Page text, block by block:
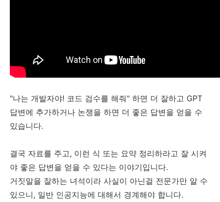
"나는 개발자야! 코드 검수를 해줘" 하면 더 잘하고 GPT
답변에 추가하거나 논쟁을 하면 더 좋은 답변을 얻을 수
있습니다.
결국 자료를 주고, 이런 식 또는 요약 정리하라고 잘 시켜
야 좋은 답변을 얻을 수 있다는 이야기입니다.
거짓말을 잘하는 녀석이라 사실이 아닌걸 전문가만 알 수
있으니, 일반 인공지능에 대해서 경계해야 합니다.